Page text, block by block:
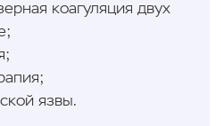
коагуляция двух
язвы.